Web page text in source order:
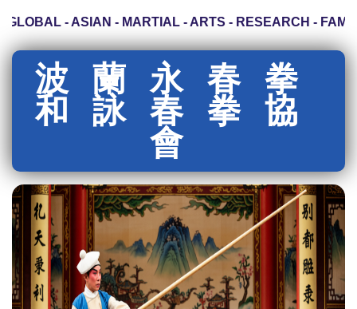
- ASIAN - MARTIAL - ARTS - RESEARCH - FAMILY
波蘭永春拳
和詠春拳協
會